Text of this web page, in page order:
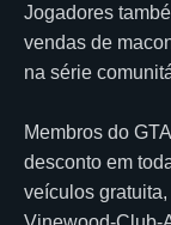
Jogadores
vendas de
na série
Membros do
desconto em
veículos